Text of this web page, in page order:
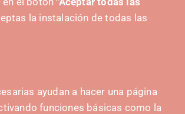
BY:la instalación de todas las
ayudan a hacer una página
funciones básicas como la